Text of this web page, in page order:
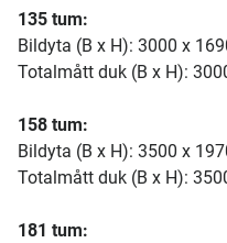
135 tum:
Bildyta (B x H): 3000 x
Totalmått duk (B x H):
158 tum:
Bildyta (B x H): 3500 x
Totalmått duk (B x H):
181 tum: